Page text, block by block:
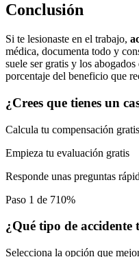
Conclusión
Si te lesionaste en el trabajo,
médica, documenta todo y
suele ser gratis y los
porcentaje del beneficio que
¿Crees que tienes un
Calcula tu compensación
Empieza tu evaluación gratis
Responde unas preguntas
Paso 1 de 710%
¿Qué tipo de accidente
Selecciona la opción que